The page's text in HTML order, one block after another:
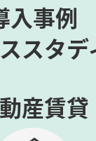
入事例
スタデ
産賃貸